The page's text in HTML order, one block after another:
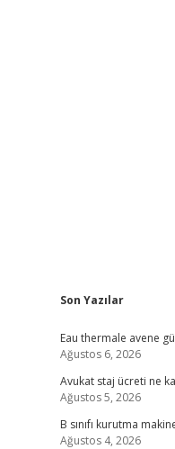
Sidebar
Son Yazılar
Eau thermale avene
Ağustos 6, 2026
Avukat staj ücreti ne
Ağustos 5, 2026
B sınıfı kurutma
Ağustos 4, 2026